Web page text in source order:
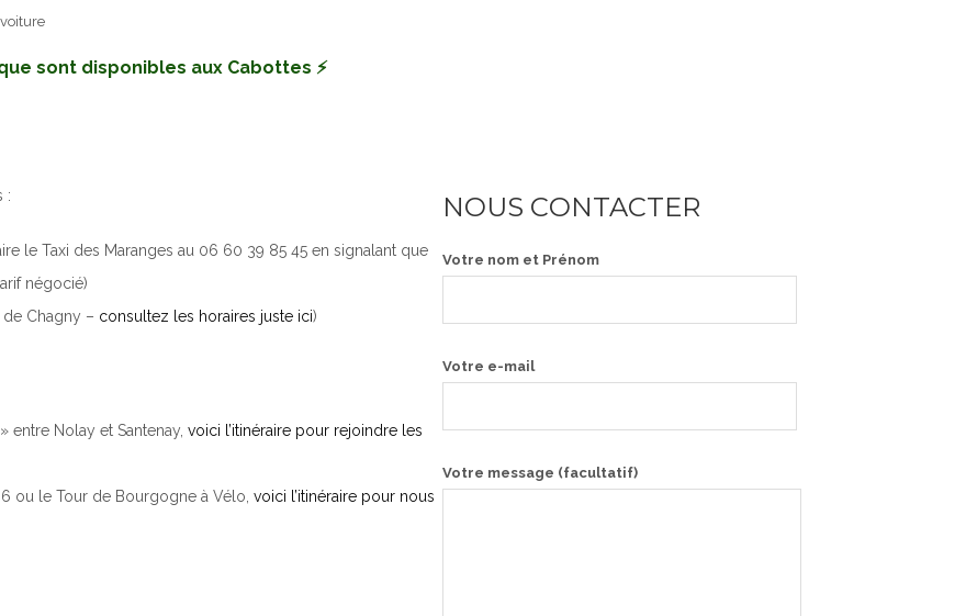
sont disponibles aux Cabottes ⚡️
:
le Taxi des Maranges au 06 60 39 85 45 en signalant que
négocié)
Chagny – consultez les horaires juste ici)
entre Nolay et Santenay, voici l’itinéraire pour rejoindre les
ou le Tour de Bourgogne à Vélo, voici l’itinéraire pour nous
NOUS CONTACTER
Votre nom et Prénom
Votre e-mail
Votre message (facultatif)